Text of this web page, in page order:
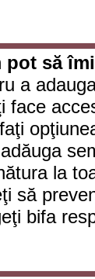
pot să
a
face
la
să
bifa